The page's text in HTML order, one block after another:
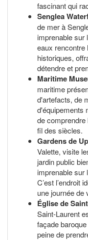
fascinant qui
Senglea
de mer à
imprenable sur
eaux rencontre
historiques,
détendre et
Maritime
maritime
d'artefacts, de
d'équipements
de comprendre
fil des siècles.
Gardens de
Valette, visite
jardin public
imprenable sur
C’est l’endroit
une journée de
Église de
Saint-Laurent
façade
peine de